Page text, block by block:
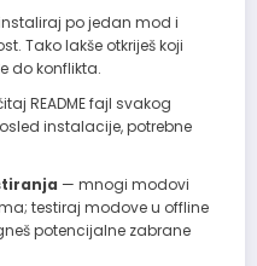
po jedan mod i
Tako lakše otkriješ koji
do konflikta.
README fajl svakog
instalacije, potrebne
— mnogi modovi
testiraj modove u offline
potencijalne zabrane